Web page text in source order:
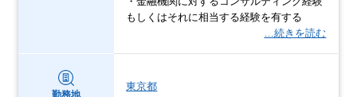
もしくはそれに相当する経験を有する
…続きを読む
勤務地
東京都